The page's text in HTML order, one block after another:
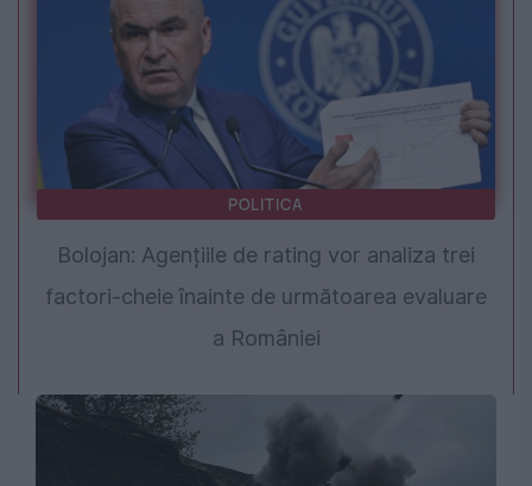
POLITICA
Bolojan: Agențiile de rating vor analiza trei
factori-cheie înainte de următoarea evaluare
a României